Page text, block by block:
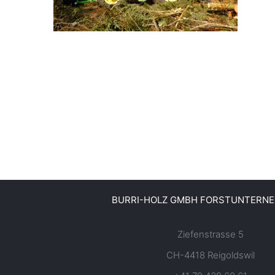
BURRI-HOLZ GMBH
Ziefenstrasse 5
CH-4418 Reigoldswil